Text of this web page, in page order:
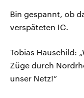
Bin gespannt, ob
verspäteten IC.
Tobias Hauschild:
Züge durch
unser Netz!“